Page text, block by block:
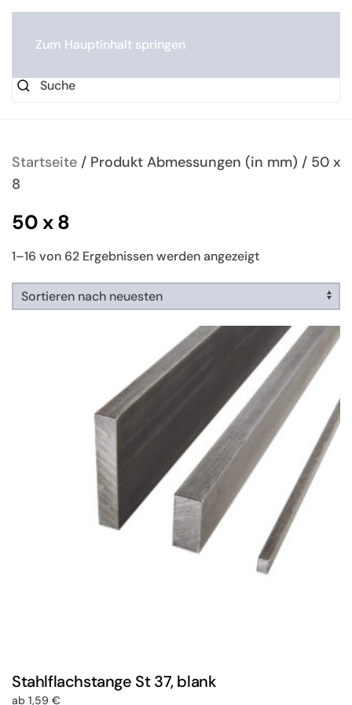
Zum Hauptinhalt springen
Startseite / Produkt Abmessungen (in mm) / 50 x
8
50 x 8
1–16 von 62 Ergebnissen werden angezeigtNach
sortiert
Stahlflachstange St 37, blank
ab 1,59 €